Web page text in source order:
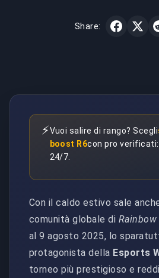
Share:
⚡Vuoi salire di rango? Scegli
boost R6con pro
24/7.
Con il caldo estivo sale
comunità globale di Rainbow
al 9 agosto 2025, lo
protagonista della Esports
torneo più prestigioso e